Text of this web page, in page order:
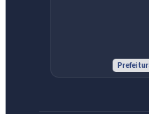
licitações, estrutura ou